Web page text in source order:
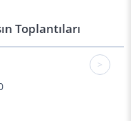
Toplantıları
>